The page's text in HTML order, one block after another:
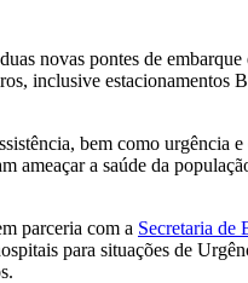
novas pontes de
inclusive
bem como
ameaçar a saúde da
parceria com a Secretaria de
para situações de